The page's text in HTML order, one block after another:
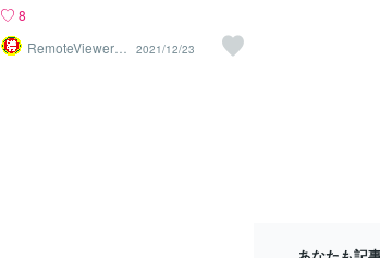
される懸念が出ていることを受けて、大
手の小売りや食品メーカーの間で、値引
きや商品開発などで消費を後押ししよう
8
RemoteViewer導
2021/12/23